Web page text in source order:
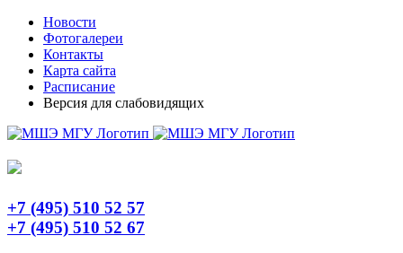
Skip
content
TelegramНовости
Фотогалереи
Контакты
Карта сайта
Расписание
Версия для слабовидящих
+7 (495) 510 52 57
+7 (495) 510 52 67